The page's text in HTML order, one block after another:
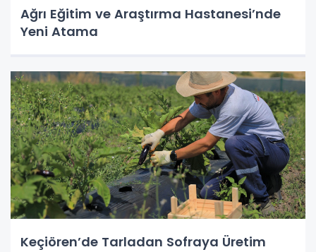
Ağrı Eğitim ve Araştırma Hastanesi’nde
Yeni Atama
Keçiören’de Tarladan Sofraya Üretim